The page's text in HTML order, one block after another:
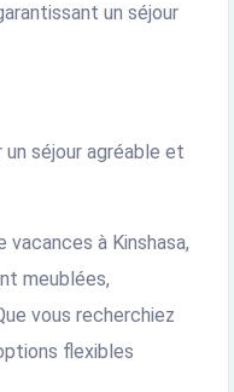
un séjour
séjour agréable et
à Kinshasa,
meublées,
vous recherchiez
flexibles